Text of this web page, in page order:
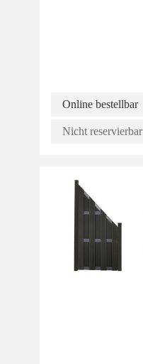
Online bestellbar
Nicht reservierbar